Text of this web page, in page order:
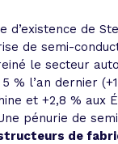
d’existence de
de semi-
le secteur
% l’an dernier
et +2,8 % aux
pénurie de
de